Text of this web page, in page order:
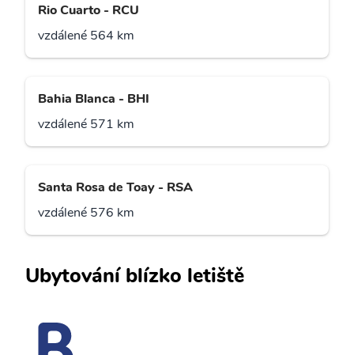
Rio Cuarto - RCU
vzdálené 564 km
Bahia Blanca - BHI
vzdálené 571 km
Santa Rosa de Toay - RSA
vzdálené 576 km
Ubytování blízko letiště